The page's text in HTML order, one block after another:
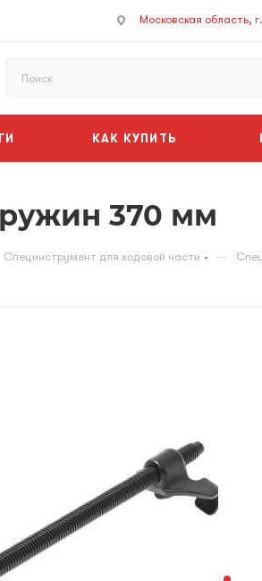
Московская область,
КАК КУПИТЬ
370 мм
Специнструмент для ходовой части —